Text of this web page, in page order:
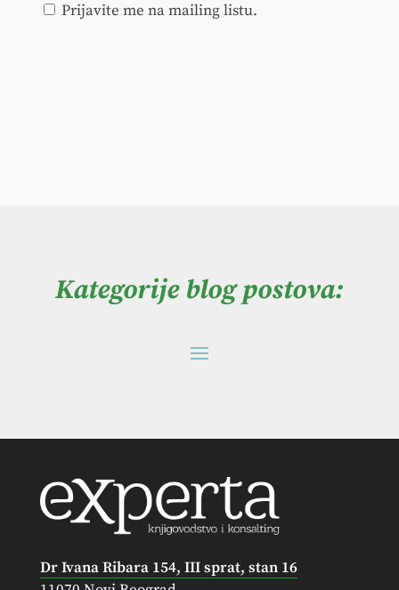
Prijavite me na mailing listu.
Kategorije blog postova:
Dr Ivana Ribara 154, III sprat, stan 16